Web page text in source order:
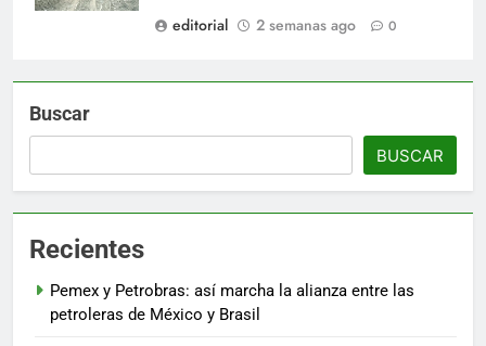
editorial
2 semanas ago 0
Buscar
BUSCAR
Recientes
Pemex y Petrobras: así marcha la alianza entre las
petroleras de México y Brasil